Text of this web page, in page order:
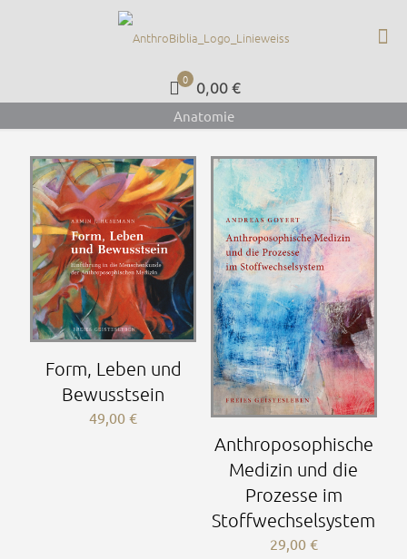
0 0,00 €
Anatomie
Form, Leben und
Bewusstsein
49,00€
Anthroposophische
Medizin und die
Prozesse im
Stoffwechselsystem
29,00 €